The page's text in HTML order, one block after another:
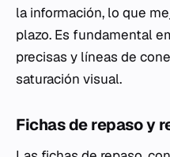
la información, lo que
plazo. Es fundamental
precisas y líneas de
saturación visual.
Fichas de repaso y